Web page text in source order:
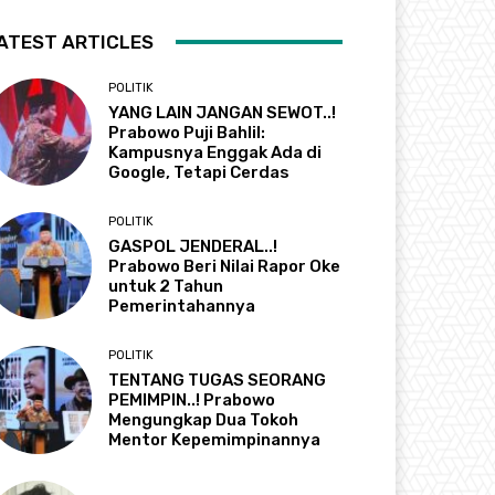
ARTICLES
POLITIK
YANG LAIN JANGAN SEWOT..!
Prabowo Puji Bahlil:
Kampusnya Enggak Ada di
Google, Tetapi Cerdas
POLITIK
GASPOL JENDERAL..!
Prabowo Beri Nilai Rapor Oke
untuk 2 Tahun
Pemerintahannya
POLITIK
TENTANG TUGAS SEORANG
PEMIMPIN..! Prabowo
Mengungkap Dua Tokoh
Mentor Kepemimpinannya